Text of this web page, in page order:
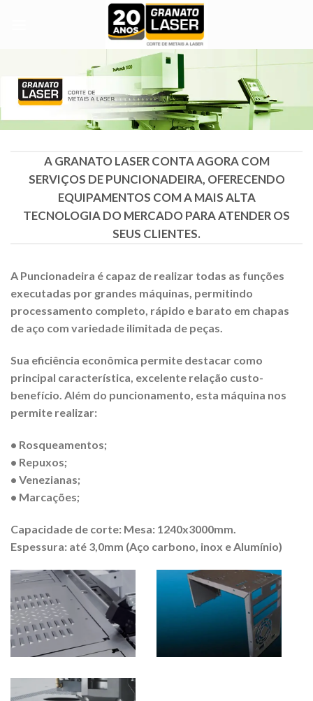
A GRANATO LASER CONTA AGORA COM
SERVIÇOS DE PUNCIONADEIRA, OFERECENDO
EQUIPAMENTOS COM A MAIS ALTA
TECNOLOGIA DO MERCADO PARA ATENDER OS
SEUS CLIENTES.
A Puncionadeira é capaz de realizar todas as funções
executadas por grandes máquinas, permitindo
processamento completo, rápido e barato em chapas
de aço com variedade ilimitada de peças.
Sua eficiência econômica permite destacar como
principal característica, excelente relação custo-
benefício. Além do puncionamento, esta máquina nos
permite realizar:
• Rosqueamentos;
• Repuxos;
• Venezianas;
• Marcações;
Capacidade de corte: Mesa: 1240x3000mm.
Espessura: até 3,0mm (Aço carbono, inox e Alumínio)